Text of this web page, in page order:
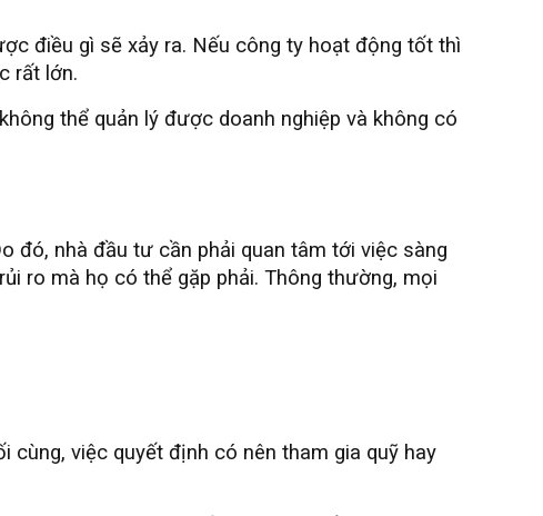
điều gì sẽ xảy ra. Nếu công ty hoạt động tốt thì
rất lớn.
thể quản lý được doanh nghiệp và không có
đó, nhà đầu tư cần phải quan tâm tới việc sàng
ro mà họ có thể gặp phải. Thông thường, mọi
cùng, việc quyết định có nên tham gia quỹ hay